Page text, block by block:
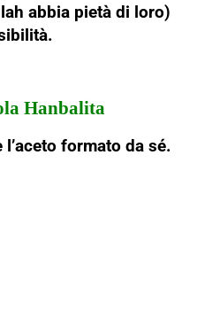
abbia pietà di loro)
Hanbalita
formato da sé.